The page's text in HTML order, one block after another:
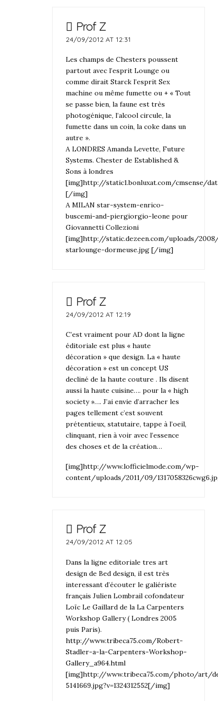
Prof Z
24/09/2012 AT 12:31
Les champs de Chesters poussent
partout avec l’esprit Lounge ou
comme dirait Starck l’esprit Sex
machine ou même fumette ou + « Tout
se passe bien, la faune est très
photogénique, l’alcool circule, la
fumette dans un coin, la coke dans un
autre ».
A LONDRES Amanda Levette, Future
Systems. Chester de Established &
Sons à londres
[img]http://static1.bonluxat.com/cmsense/
[/img]
A MILAN star-system-enrico-
buscemi-and-piergiorgio-leone pour
Giovannetti Collezioni
[img]http://static.dezeen.com/uploads/
starlounge-dormeuse.jpg [/img]
Prof Z
24/09/2012 AT 12:19
C’est vraiment pour AD dont la ligne
éditoriale est plus « haute
décoration » que design. La « haute
décoration » est un concept US
decliné de la haute couture . Ils disent
aussi la haute cuisine…. pour la « high
society »…. J’ai envie d’arracher les
pages tellement c’est souvent
prétentieux, statutaire, tappe à l’oeil,
clinquant, rien à voir avec l’essence
des choses et de la création…
[img]http://www.lofficielmode.com/wp-
content/uploads/2011/09/
Prof Z
24/09/2012 AT 12:05
Dans la ligne editoriale tres art
design de Bed design, il est très
interessant d’écouter le galiériste
français Julien Lombrail cofondateur
Loïc Le Gaillard de la La Carpenters
Workshop Gallery ( Londres 2005
puis Paris).
http://www.tribeca75.com/Robert-
Stadler-a-la-Carpenters-Workshop-
Gallery_a964.html
[img]http://www.tribeca75.com/photo/art/
5141669.jpg?v=1324312552[/img]